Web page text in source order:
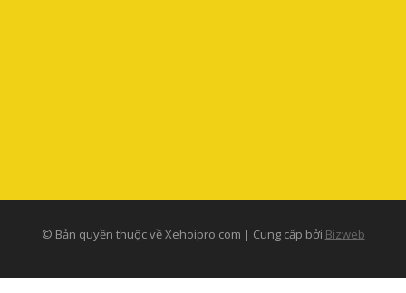
© Bản quyền thuộc về Xehoipro.com | Cung cấp bởi Bizweb